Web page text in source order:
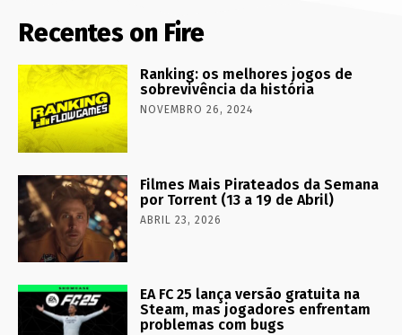
Recentes on Fire
Ranking: os melhores jogos de
sobrevivência da história
NOVEMBRO 26, 2024
Filmes Mais Pirateados da Semana
por Torrent (13 a 19 de Abril)
ABRIL 23, 2026
EA FC 25 lança versão gratuita na
Steam, mas jogadores enfrentam
problemas com bugs